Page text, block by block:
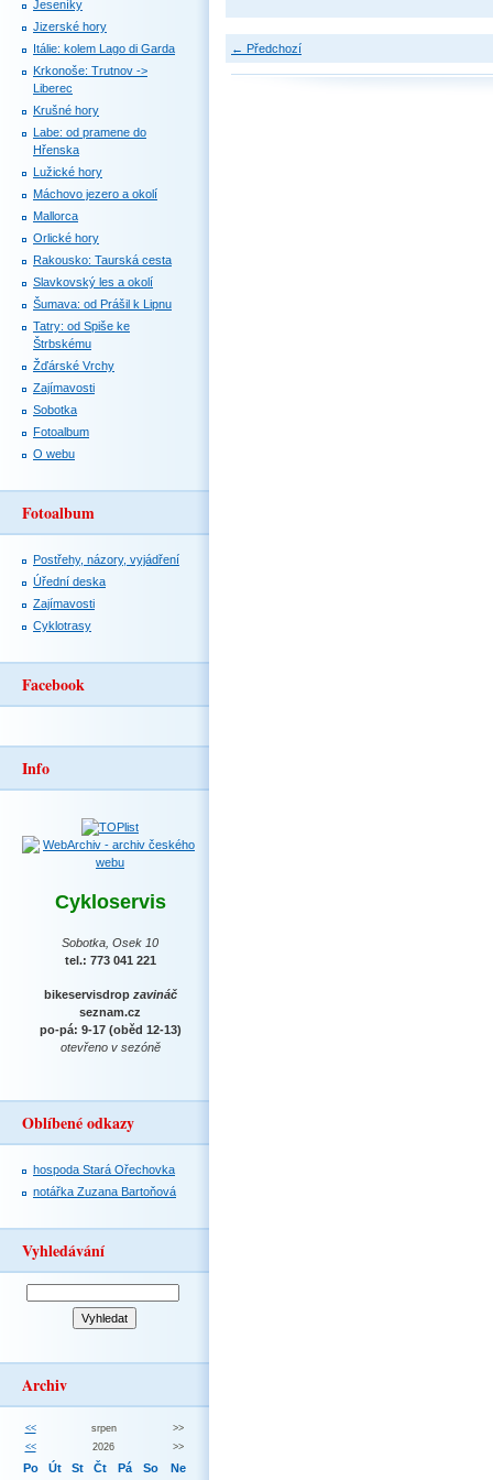
← Předchozí
Jeseníky
Jizerské hory
Itálie: kolem Lago di Garda
Krkonoše: Trutnov ->
Liberec
Krušné hory
Labe: od pramene do
Hřenska
Lužické hory
Máchovo jezero a okolí
Mallorca
Orlické hory
Rakousko: Taurská cesta
Slavkovský les a okolí
Šumava: od Prášil k Lipnu
Tatry: od Spiše ke
Štrbskému
Žďárské Vrchy
Zajímavosti
Sobotka
Fotoalbum
O webu
Fotoalbum
Postřehy, názory, vyjádření
Úřední deska
Zajímavosti
Cyklotrasy
Facebook
Info
Cykloservis
Sobotka, Osek 10
tel.: 773 041 221
bikeservisdrop zavináč
seznam.cz
po-pá: 9-17 (oběd 12-13)
otevřeno v sezóně
Oblíbené odkazy
hospoda Stará Ořechovka
notářka Zuzana Bartoňová
Vyhledávání
Archiv
<< srpen
>>
<<
2026 >>
Po Út St Čt Pá So Ne